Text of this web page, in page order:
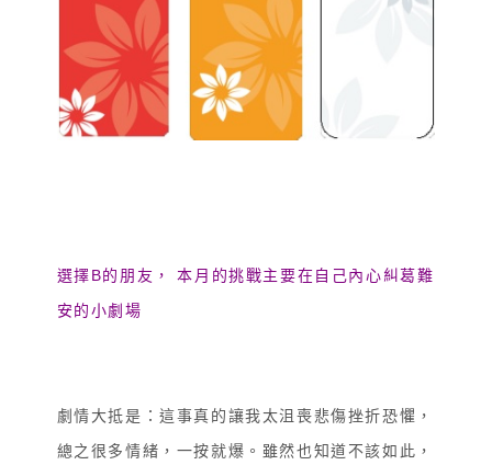
選擇B的朋友，
本月的挑戰主要在自己內心糾葛難
安的小劇場
劇情大抵是：這事真的讓我太沮喪悲傷挫折恐懼，
總之很多情緒，一按就爆。雖然也知道不該如此，